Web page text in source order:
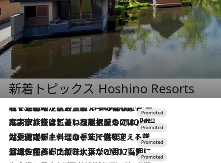
新着トピックス Hoshino Resorts
2026.8.7
【トンボの足水浴】ヒノキの香りに包まれて涼感マックス！約13℃の湧水かけ流しを避暑地「星野温泉 トンボの湯」で体験
2026.7.31
【ホテル帰省】という選択肢をOMOが提案。家族とほどよい距離を保つには「昼は実家、夜は気兼ねなくホテルで！」
2026.7.24
【夏限定ディナーコース】旬を迎える稚鮎や花ズッキーニなどをイタリア・トスカーナの郷土料理の手法で満喫！
2026.7.17
「土佐和ハーブかき氷」がOMO7高知に登場！生姜、山椒、大葉など目にも舌にも涼を呼ぶ郷土の味